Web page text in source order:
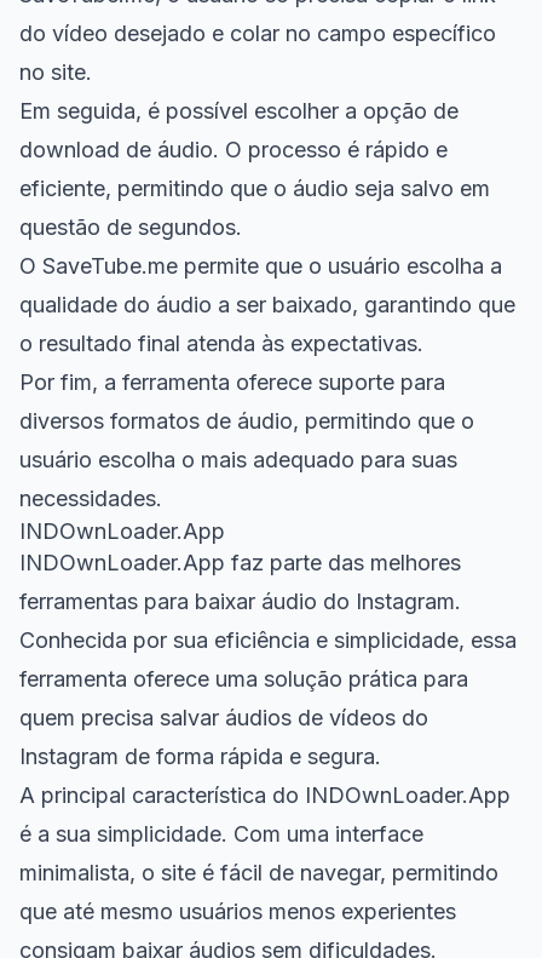
do vídeo desejado e colar no campo específico
no site.
Em seguida, é possível escolher a opção de
download de áudio. O processo é rápido e
eficiente, permitindo que o áudio seja salvo em
questão de segundos.
O SaveTube.me permite que o usuário escolha a
qualidade do áudio a ser baixado, garantindo que
o resultado final atenda às expectativas.
Por fim, a ferramenta oferece suporte para
diversos formatos de áudio, permitindo que o
usuário escolha o mais adequado para suas
necessidades.
INDOwnLoader.App
INDOwnLoader.App faz parte das melhores
ferramentas para baixar áudio do Instagram.
Conhecida por sua eficiência e simplicidade, essa
ferramenta oferece uma solução prática para
quem precisa salvar áudios de vídeos do
Instagram de forma rápida e segura.
A principal característica do INDOwnLoader.App
é a sua simplicidade. Com uma interface
minimalista, o site é fácil de navegar, permitindo
que até mesmo usuários menos experientes
consigam baixar áudios sem dificuldades.